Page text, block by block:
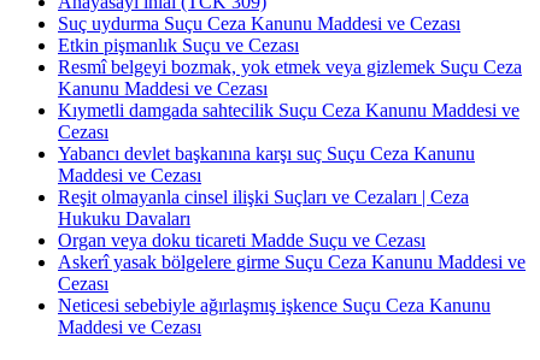
Suç uydurma Suçu Ceza Kanunu Maddesi ve Cezası
Etkin pişmanlık Suçu ve Cezası
Resmî belgeyi bozmak, yok etmek veya gizlemek Suçu Ceza
Kanunu Maddesi ve Cezası
Kıymetli damgada sahtecilik Suçu Ceza Kanunu Maddesi ve
Cezası
Yabancı devlet başkanına karşı suç Suçu Ceza Kanunu
Maddesi ve Cezası
Reşit olmayanla cinsel ilişki Suçları ve Cezaları | Ceza
Hukuku Davaları
Organ veya doku ticareti Madde Suçu ve Cezası
Askerî yasak bölgelere girme Suçu Ceza Kanunu Maddesi ve
Cezası
Neticesi sebebiyle ağırlaşmış işkence Suçu Ceza Kanunu
Maddesi ve Cezası